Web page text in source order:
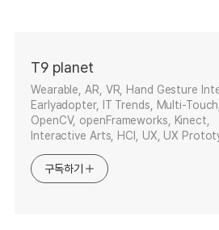
T9 planet
Wearable, AR, VR, Hand Gesture
Earlyadopter, IT Trends, Multi-Touch,
OpenCV, openFrameworks, Kinect,
Interactive Arts, HCI, UX, UX
구독하기